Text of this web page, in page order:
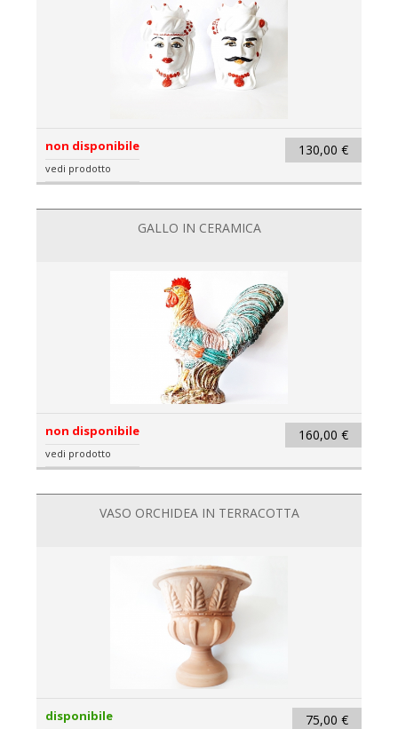
130,00 €
non disponibile
vedi prodotto
GALLO IN CERAMICA
160,00 €
non disponibile
vedi prodotto
VASO ORCHIDEA IN TERRACOTTA
75,00 €
disponibile